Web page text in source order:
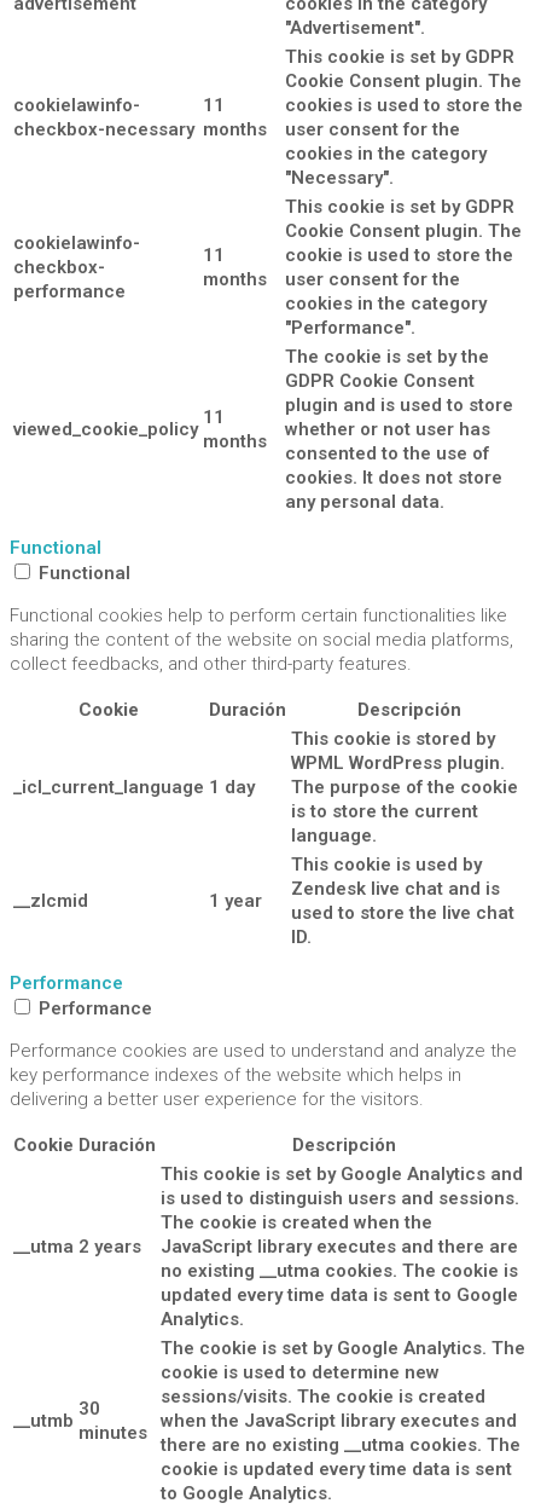
"Advertisement".
cookielawinfo-
checkbox-necessary
11
months
This cookie is set by GDPR
Cookie Consent plugin. The
cookies is used to store the
user consent for the
cookies in the category
"Necessary".
cookielawinfo-
checkbox-
performance
11
months
This cookie is set by GDPR
Cookie Consent plugin. The
cookie is used to store the
user consent for the
cookies in the category
"Performance".
viewed_cookie_policy
11
months
The cookie is set by the
GDPR Cookie Consent
plugin and is used to store
whether or not user has
consented to the use of
cookies. It does not store
any personal data.
Functional
Functional
Functional cookies help to perform certain functionalities like
sharing the content of the website on social media platforms,
collect feedbacks, and other third-party features.
Cookie Duración Descripción
_icl_current_language 1 day
This cookie is stored by
WPML WordPress plugin.
The purpose of the cookie
is to store the current
language.
__zlcmid 1 year
This cookie is used by
Zendesk live chat and is
used to store the live chat
ID.
Performance
Performance
Performance cookies are used to understand and analyze the
key performance indexes of the website which helps in
delivering a better user experience for the visitors.
Cookie Duración Descripción
__utma 2 years
This cookie is set by Google Analytics and
is used to distinguish users and sessions.
The cookie is created when the
JavaScript library executes and there are
no existing __utma cookies. The cookie is
updated every time data is sent to Google
Analytics.
__utmb
30
minutes
The cookie is set by Google Analytics. The
cookie is used to determine new
sessions/visits. The cookie is created
when the JavaScript library executes and
there are no existing __utma cookies. The
cookie is updated every time data is sent
to Google Analytics.